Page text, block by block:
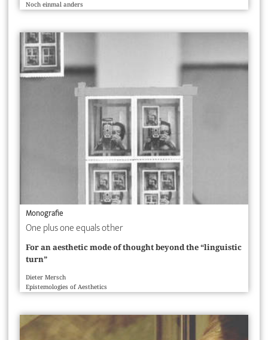
Noch einmal anders
Monografie
One plus one equals other
For an aesthetic mode of thought beyond the “linguistic
turn”
Dieter Mersch
Epistemologies of Aesthetics